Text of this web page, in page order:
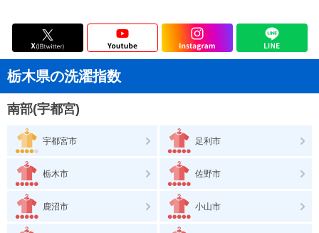
栃木県の洗濯指数
南部(宇都宮)
宇都宮市 足利市
栃木市 佐野市
鹿沼市 小山市